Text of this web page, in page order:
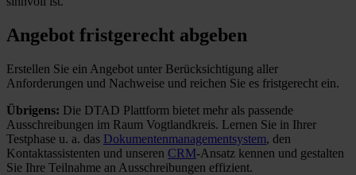
Angebot fristgerecht abgeben
Erstellen Sie ein Angebot unter Berücksichtigung aller
Anforderungen und Nachweise und reichen Sie es fristgerecht ein.
Übrigens: Die DTAD Plattform bietet mehr als passende
Ausschreibungen im Raum Vogtlandkreis. Lernen Sie in Ihrer
Testphase u. a. das Dokumentenmanagementsystem, den
Kontaktassistenten und unseren CRM-Ansatz kennen und gestalten
Sie Ihre Teilnahme an Ausschreibungen effizient.